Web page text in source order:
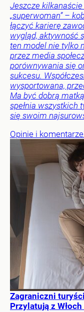
Jeszcze
„superwoman” –
łączyć karierę
wygląd, aktywność
ten model nie tylko
przez media
porównywania się
sukcesu.
wysportowana,
Ma być dobrą
spełnia wszystkich
się swoim
Opinie i komentarze
Zagraniczni
Przylatują z